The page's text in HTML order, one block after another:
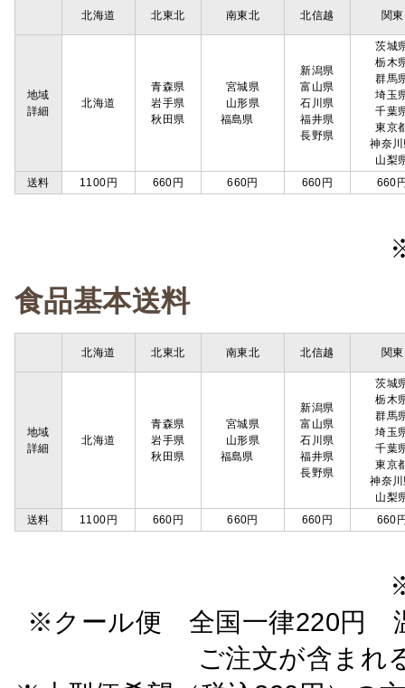
北海道 北東北 南東北 北信越 関東
地域
詳細
北海道
青森県
岩手県
秋田県
宮城県
山形県
福島県
新潟県
富山県
石川県
福井県
長野県
茨城
栃木
群馬
埼玉
千葉
東京
神奈
山梨
送料
1100円 660円 660円 660円 660
食品基本送料
北海道 北東北 南東北 北信越 関東
地域
詳細
北海道
青森県
岩手県
秋田県
宮城県
山形県
福島県
新潟県
富山県
石川県
福井県
長野県
茨城
栃木
群馬
埼玉
千葉
東京
神奈
山梨
送料
1100円 660円 660円 660円 660
※クール便 全国一律220円
ご注文が含ま